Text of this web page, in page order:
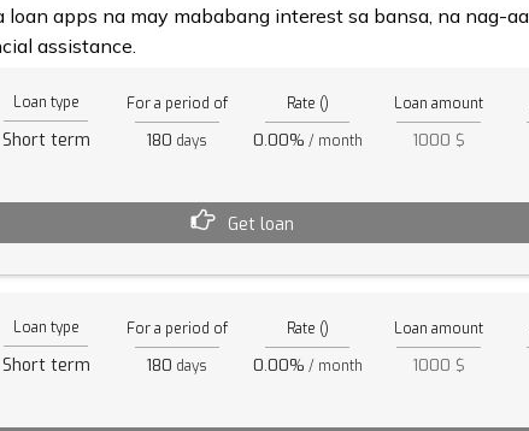
loan apps na may mababang interest sa bansa, na nag-
assistance.
Loan type
Short term
For a period of
180 days
Rate ()
0.00% / month
Loan amount
1000 $
Get loan
Loan type
Short term
For a period of
180 days
Rate ()
0.00% / month
Loan amount
1000 $